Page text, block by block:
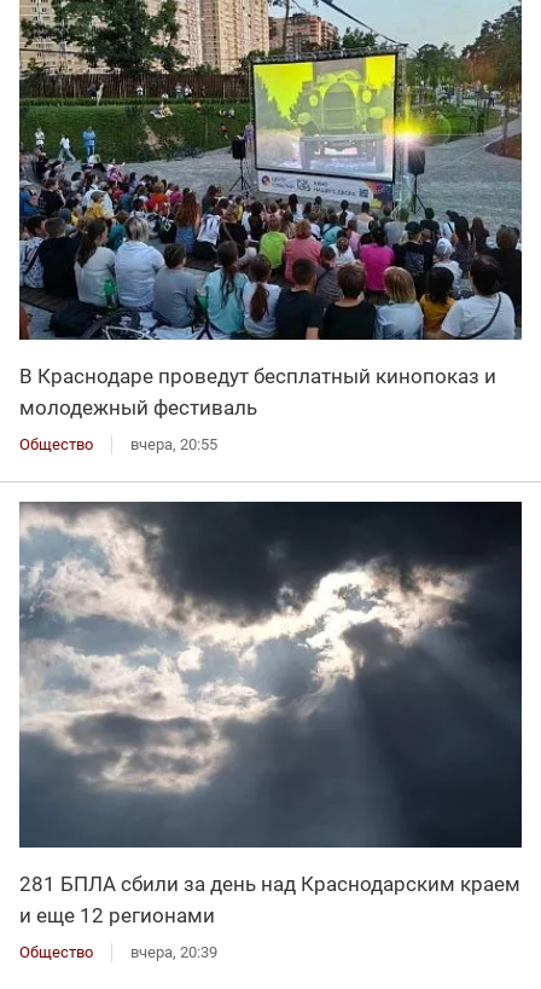
В Краснодаре проведут бесплатный кинопоказ и
молодежный фестиваль
Общество вчера, 20:55
281 БПЛА сбили за день над Краснодарским краем
и еще 12 регионами
Общество вчера, 20:39